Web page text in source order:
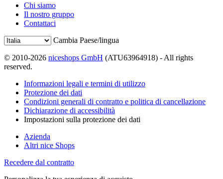
Chi siamo
Il nostro gruppo
Contattaci
Cambia Paese/lingua
© 2010-2026 niceshops GmbH (ATU63964918) - All rights
reserved.
Informazioni legali e termini di utilizzo
Protezione dei dati
Condizioni generali di contratto e politica di cancellazione
Dichiarazione di accessibilità
Impostazioni sulla protezione dei dati
Azienda
Altri nice Shops
Recedere dal contratto